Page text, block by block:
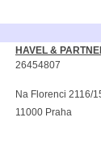
HAVEL &
26454807
Na Florenci 2116/
11000 Praha